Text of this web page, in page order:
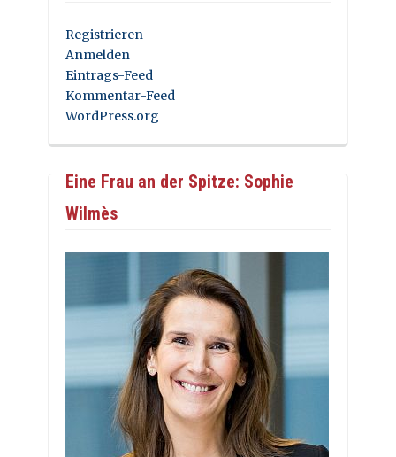
Registrieren
Anmelden
Eintrags-Feed
Kommentar-Feed
WordPress.org
Eine Frau an der Spitze: Sophie
Wilmès